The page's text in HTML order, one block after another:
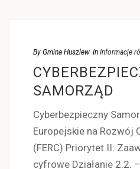
By Gmina Huszlew In Informacje
SAMORZĄD
Cyberbezpieczny
Europejskie na Rozwój
(FERC) Priorytet II:
cyfrowe Działanie 2.2.